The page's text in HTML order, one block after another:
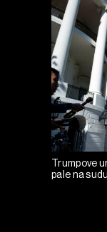
Trumpove
pale na